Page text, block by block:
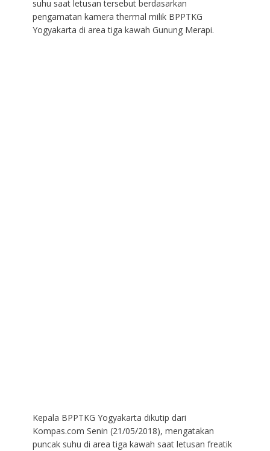
suhu saat letusan tersebut berdasarkan
pengamatan kamera thermal milik BPPTKG
Yogyakarta di area tiga kawah Gunung Merapi.
Kepala BPPTKG Yogyakarta dikutip dari
Kompas.com Senin (21/05/2018), mengatakan
puncak suhu di area tiga kawah saat letusan freatik